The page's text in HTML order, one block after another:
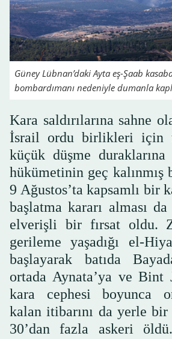
Güney Lübnan’daki Ayta eş-Şaab
bombardımanı nedeniyle dumanla
Kara saldırılarına sahne
İsrail ordu birlikleri için
küçük düşme
hükümetinin geç
9 Ağustos’ta kapsamlı bir
başlatma kararı alması
elverişli bir fırsat oldu.
gerileme yaşadığı el-
başlayarak batıda
ortada Aynata’ya ve Bint
kara cephesi boyunca
kalan itibarını da yerle bir
30’dan fazla askeri